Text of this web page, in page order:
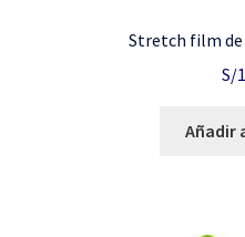
Stretch film
S/
Añadir